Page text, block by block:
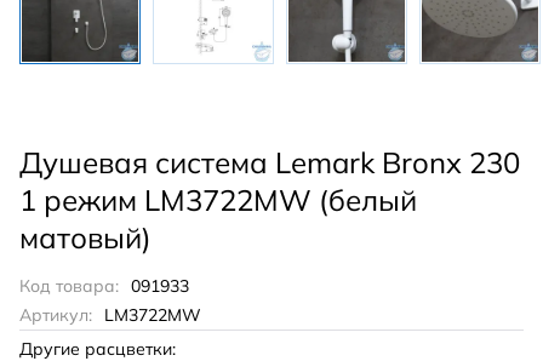
Душевая система Lemark Bronx 230
1 режим LM3722MW (белый
матовый)
Код товара: 091933
Артикул:
LM3722MW
Другие расцветки: